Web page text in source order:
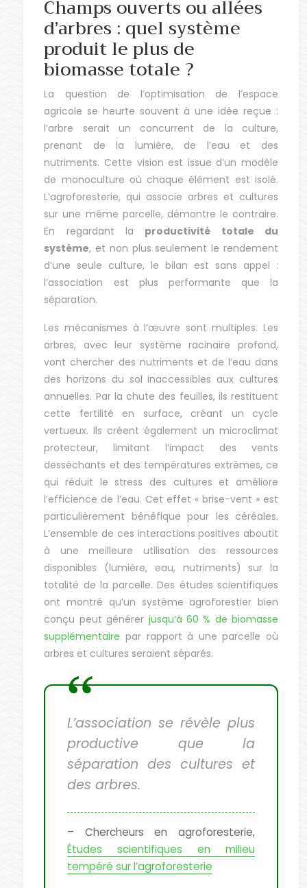
Champs ouverts ou allées
d’arbres : quel système
produit le plus de
biomasse totale ?
La question de l’optimisation de l’espace
agricole se heurte souvent à une idée reçue :
l’arbre serait un concurrent de la culture,
prenant de la lumière, de l’eau et des
nutriments. Cette vision est issue d’un modèle
de monoculture où chaque élément est isolé.
L’agroforesterie, qui associe arbres et cultures
sur une même parcelle, démontre le contraire.
En regardant la productivité totale du
système, et non plus seulement le rendement
d’une seule culture, le bilan est sans appel :
l’association est plus performante que la
séparation.
Les mécanismes à l’œuvre sont multiples. Les
arbres, avec leur système racinaire profond,
vont chercher des nutriments et de l’eau dans
des horizons du sol inaccessibles aux cultures
annuelles. Par la chute des feuilles, ils restituent
cette fertilité en surface, créant un cycle
vertueux. Ils créent également un microclimat
protecteur, limitant l’impact des vents
desséchants et des températures extrêmes, ce
qui réduit le stress des cultures et améliore
l’efficience de l’eau. Cet effet « brise-vent » est
particulièrement bénéfique pour les céréales.
L’ensemble de ces interactions positives aboutit
à une meilleure utilisation des ressources
disponibles (lumière, eau, nutriments) sur la
totalité de la parcelle. Des études scientifiques
ont montré qu’un système agroforestier bien
conçu peut générer jusqu’à 60 % de biomasse
supplémentaire par rapport à une parcelle où
arbres et cultures seraient séparés.
L’association se révèle plus
productive que la
séparation des cultures et
des arbres.
– Chercheurs en agroforesterie,
Études scientifiques en milieu
tempéré sur l’agroforesterie